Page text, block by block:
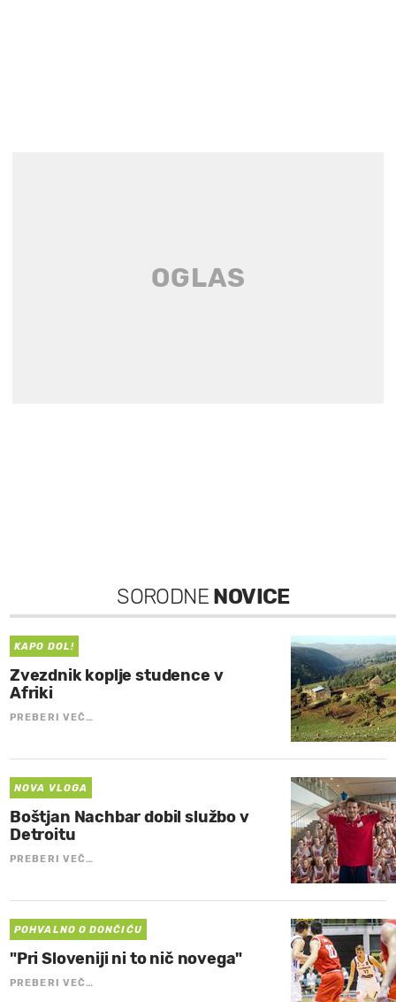
SORODNE NOVICE
KAPO DOL!
Zvezdnik koplje studence v
Afriki
PREBERI VEČ…
NOVA VLOGA
Boštjan Nachbar dobil službo v
Detroitu
PREBERI VEČ…
POHVALNO O DONČIĆU
"Pri Sloveniji ni to nič novega"
PREBERI VEČ…